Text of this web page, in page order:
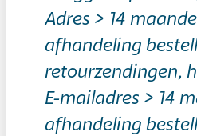
Adres > 14
afhandeling
retourzendingen,
E-mailadres > 14
afhandeling